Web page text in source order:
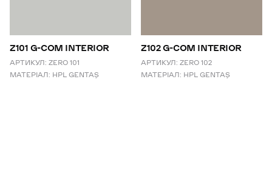
Z101 G-COM INTERIOR
АРТИКУЛ: ZERO 101
МАТЕРІАЛ: HPL GENTAŞ
Z102 G-COM INTERIOR
АРТИКУЛ: ZERO 102
МАТЕРІАЛ: HPL GENTAŞ